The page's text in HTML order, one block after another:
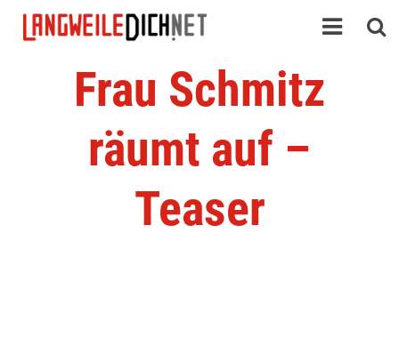
Frau Schmitz
räumt auf –
Teaser